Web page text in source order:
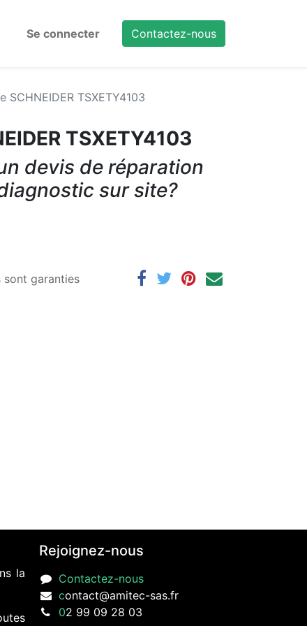
Se connecter Contactez-nous
SCHNEIDER TSXETY4103
TSXETY4103
devis de réparation
sur site?
sont garanties
la
Rejoignez-nous
Contactez-nous
contact@amitec-sas.fr
02 99 09 28 03